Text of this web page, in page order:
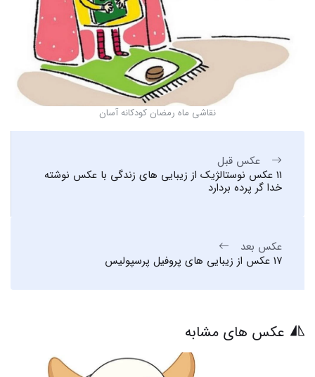
نقاشی ماه رمضان کودکانه آسان
عکس قبل
11 عکس نوستالژیک از زیبایی های زندگی با عکس نوشته
خدا گر پرده بردارد
عکس بعد
17 عکس از زیبایی های پروفیل پرسپولیس
عکس های مشابه